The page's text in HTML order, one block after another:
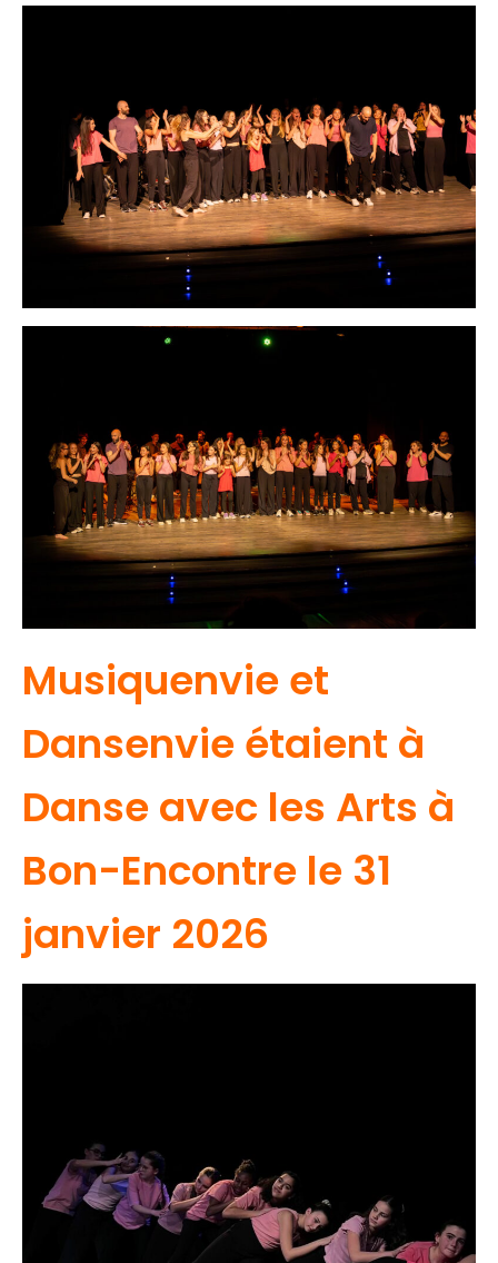
Musiquenvie et
Dansenvie étaient à
Danse avec les Arts à
Bon-Encontre le 31
janvier 2026